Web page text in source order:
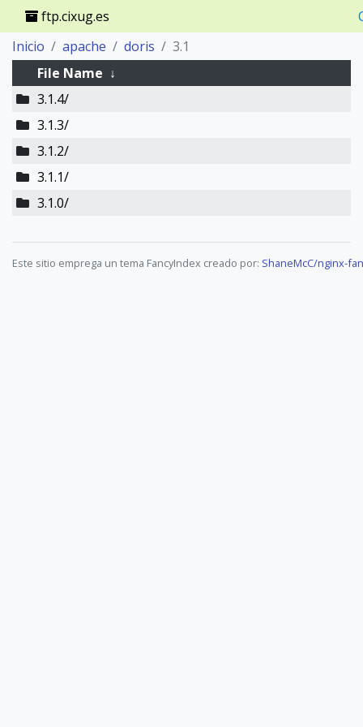
ftp.cixug.es
Inicio
apache doris
3.1
File Name ↓
3.1.4/
3.1.3/
3.1.2/
3.1.1/
3.1.0/
Este sitio emprega un tema FancyIndex creado por: ShaneMcC/nginx-